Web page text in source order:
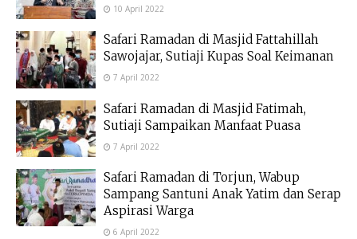
10 April 2022
Safari Ramadan di Masjid Fattahillah
Sawojajar, Sutiaji Kupas Soal Keimanan
7 April 2022
Safari Ramadan di Masjid Fatimah,
Sutiaji Sampaikan Manfaat Puasa
7 April 2022
Safari Ramadan di Torjun, Wabup
Sampang Santuni Anak Yatim dan Serap
Aspirasi Warga
6 April 2022